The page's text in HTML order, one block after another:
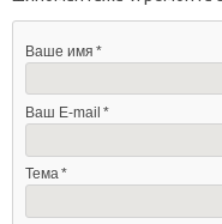
Ваше имя
Ваш E-mail
Тема